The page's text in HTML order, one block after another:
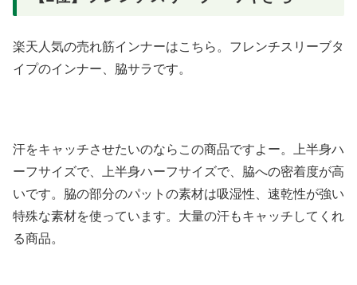
楽天人気の売れ筋インナーはこちら。フレンチスリーブタ
イプのインナー、脇サラです。
汗をキャッチさせたいのならこの商品ですよー。上半身ハ
ーフサイズで、上半身ハーフサイズで、脇への密着度が高
いです。脇の部分のパットの素材は吸湿性、速乾性が強い
特殊な素材を使っています。大量の汗もキャッチしてくれ
る商品。